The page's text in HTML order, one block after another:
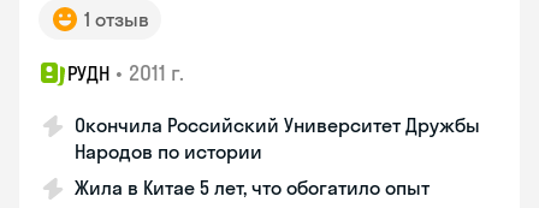
1 отзыв
РУДН • 2011 г.
Окончила Российский Университет Дружбы
Народов по истории
Жила в Китае 5 лет, что обогатило опыт